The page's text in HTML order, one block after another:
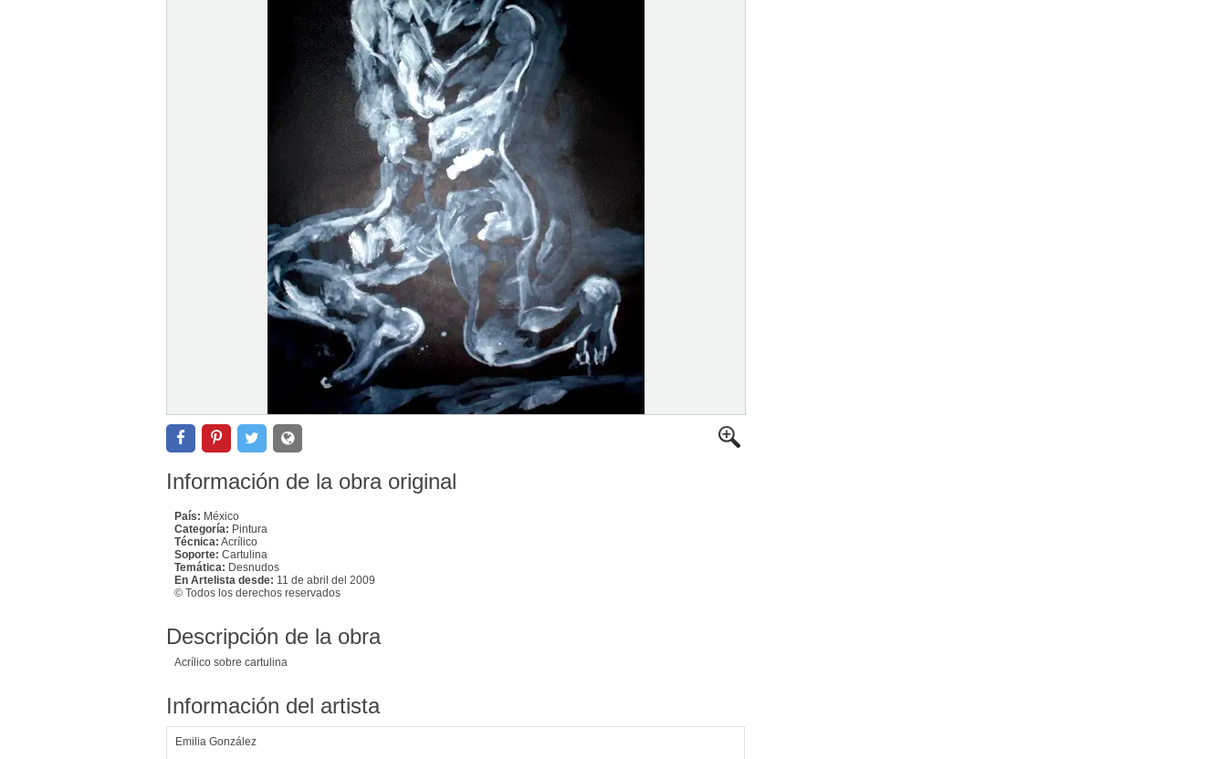
Información de la obra original
País: México
Categoría: Pintura
Técnica: Acrílico
Soporte: Cartulina
Temática: Desnudos
En Artelista desde: 11 de abril del 2009
© Todos los derechos reservados
Descripción de la obra
Acrílico sobre cartulina
Información del artista
Emilia González